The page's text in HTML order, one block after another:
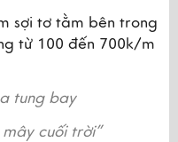
sợi tơ tằm bên trong
từ 100 đến 700k/m
tung bay
cuối trời”